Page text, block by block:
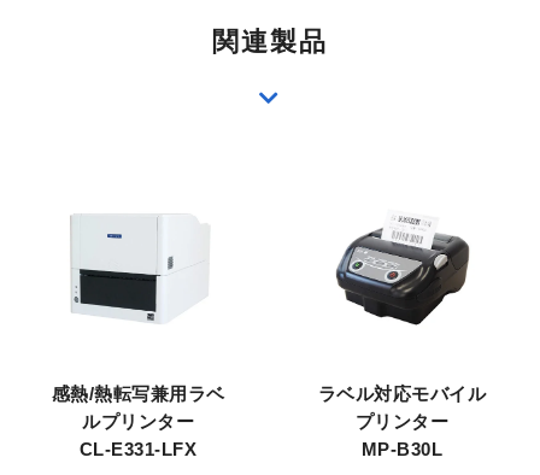
関連製品
感熱/熱転写兼用ラベ
ルプリンター
CL-E331-LFX
ラベル対応モバイル
プリンター
MP-B30L